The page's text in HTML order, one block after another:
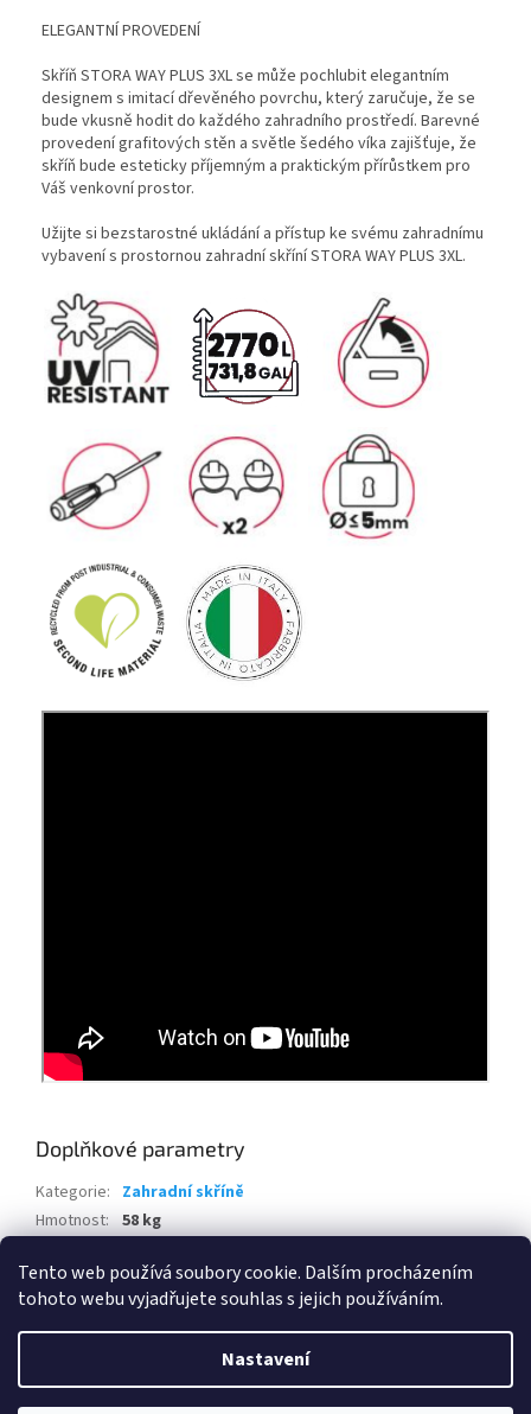
Tento web používá soubory cookie. Dalším procházením
tohoto webu vyjadřujete souhlas s jejich používáním.
Nastavení
ELEGANTNÍ PROVEDENÍ
Skříň STORA WAY PLUS 3XL se může pochlubit elegantním
designem s imitací dřevěného povrchu, který zaručuje, že se
bude vkusně hodit do každého zahradního prostředí. Barevné
provedení grafitových stěn a světle šedého víka zajišťuje, že
skříň bude esteticky příjemným a praktickým přírůstkem pro
Váš venkovní prostor.
Užijte si bezstarostné ukládání a přístup ke svému zahradnímu
vybavení s prostornou zahradní skříní STORA WAY PLUS 3XL.
Doplňkové parametry
Kategorie: Zahradní skříně
Hmotnost: 58 kg
Vytvořil Shoptet